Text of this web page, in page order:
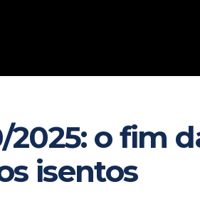
2025: o fim
isentos